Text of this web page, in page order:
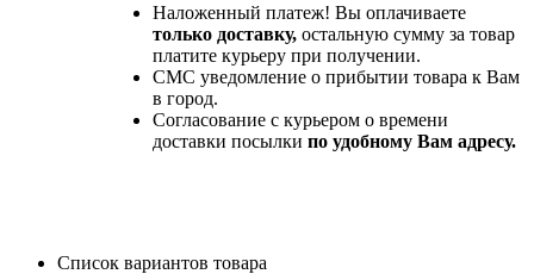
Наложенный платеж! Вы оплачиваете
только доставку, остальную сумму за товар
платите курьеру при получении.
СМС уведомление о прибытии товара к Вам
в город.
Согласование с курьером о времени
доставки посылки по удобному Вам адресу.
Список вариантов товара